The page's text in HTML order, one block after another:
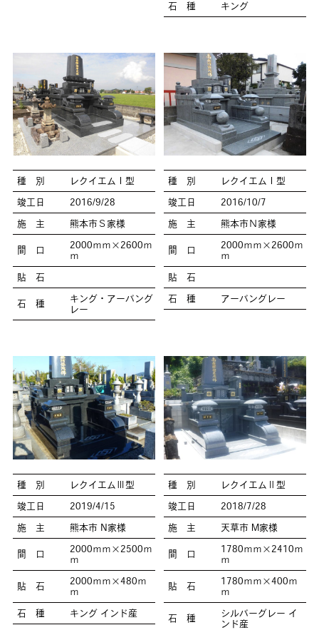
石 種 キング
種 別 レクイエムⅠ型
竣工日 2016/9/28
施 主 熊本市Ｓ家様
間 口
2000ｍｍ×2600ｍ
ｍ
貼 石
石 種
キング・アーバング
レー
種 別 レクイエムⅠ型
竣工日 2016/10/7
施 主 熊本市Ｎ家様
間 口
2000ｍｍ×2600ｍ
ｍ
貼 石
石 種 アーバングレー
種 別 レクイエムⅢ型
竣工日 2019/4/15
施 主 熊本市 N家様
間 口
2000ｍｍ×2500ｍ
ｍ
貼 石
2000ｍｍ×480ｍ
ｍ
石 種 キング インド産
種 別 レクイエムⅡ型
竣工日 2018/7/28
施 主 天草市 M家様
間 口
1780ｍｍ×2410ｍ
ｍ
貼 石
1780ｍｍ×400ｍ
ｍ
石 種
シルバーグレー イ
ンド産